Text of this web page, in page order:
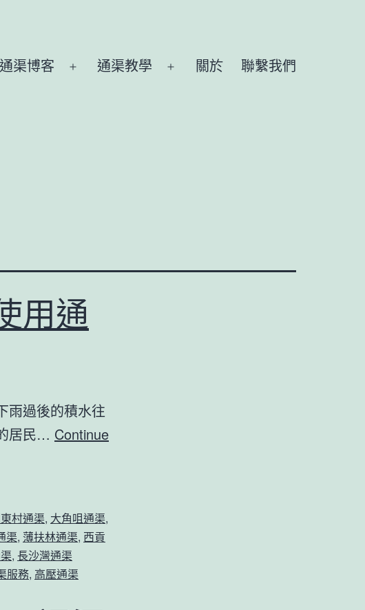
通渠博客
Open通渠教學
Open關於 聯繫我們
用通
雨過後的積水往
居民… Continue
村通渠, 大角咀通渠,
渠, 薄扶林通渠, 西貢
, 長沙灣通渠
服務, 高壓通渠